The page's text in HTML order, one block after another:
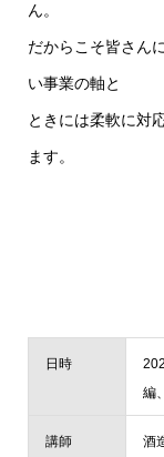
ん。
だからこそ皆さん
い事業の軸と
ときには柔軟に対
ます。
日時
編
講師 酒